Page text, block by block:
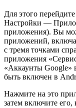
Для этого
Настройки —
приложения). Вы
приложений,
с тремя точками
приложения
«Аккаунты
быть включен в
Нажмите на это
затем включите